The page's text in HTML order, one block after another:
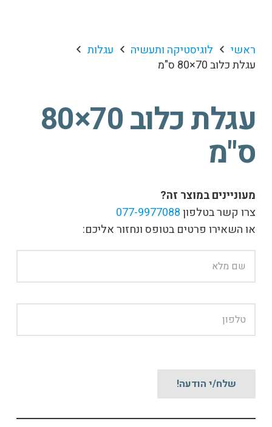
ראשי לוגיסטיקה ותעשיה
עגלות
עגלת כלוב 70×80 ס"מ
עגלת כלוב 70×80
ס"מ
מעוניינים במוצר זה?
צרו קשר בטלפון077-9977088
או השאירו פרטים בטופס ונחזור אליכם: